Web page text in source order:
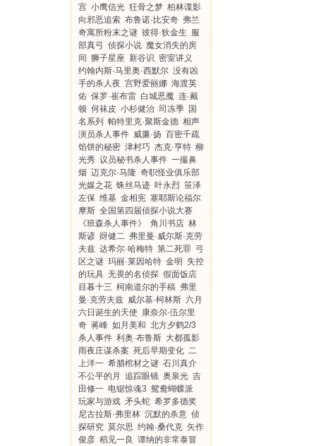
宫 小鹰信光 狂骨之梦 柏林谍影
向邪恶追索 布鲁诺·比安奇 弗兰
奇寓所粉末之谜 彼得·狄金生 服
部真弓 侦探小说 魔女消失的房
间 狮子星座 新谷识 密室讲义
约翰内斯·马里奥·西默尔 没有凶
手的杀人夜 宫野爱丽娜 海渡英
佑 保罗·崔布雷 白城恶魔 连·戴
顿 何袜皮 小杉健治 司冻季 国
名系列
帕特里克·聚斯金德 相声
演员杀人事件 威廉·扬 百密千疏
馅饼的秘密 津村巧 杰克·亨特 柳
光秀 议员秘书杀人事件 一撮鼻
烟 迈克尔·马隆 奇职怪业俱乐部
光媒之花 蛛丝马迹 叶永烈 笹泽
左保 维基 金相宪 塞耶斯论福尔
摩斯 全国第四届侦探小说大赛
《班森杀人事件》
角川书店 林
斯谚 谺健二 弗里曼·威尔斯·克劳
夫兹 达希尔·哈梅特 第二死罪 弓
区之谜 玛丽·莱因哈特 金明
失控
的玩具 无畏的名侦探 假面饭店
目暮十三 柯南道尔的手稿 弗里
曼·克劳夫兹 威尔基·柯林斯 六月
六日诞生的天使 康奈尔·伍尔里
奇 蒋峰 如月美和 北方夕鹤2/3
杀人事件 利奥·布鲁斯 大都孤影
雨夜庄谋杀案 死后早期变化 二
上洋一 希腊棺材之谜 石川真介
不公平的月
追踪眼镜 奥泉光 吉
田修一 电锯惊魂3 鸳鸯蝴蝶派
玩家与游戏 矛头蛇 希罗多德奖
尼古拉斯·弗里林 沉默的杀意 侦
探研究 莫尔思 约翰·桑代克 矢作
俊彦 稻见一良 谭纳的非常泰冒